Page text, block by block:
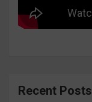
Recent Posts